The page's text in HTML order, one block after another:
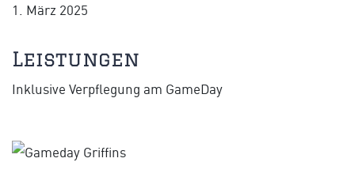
1. März 2025
Leistungen
Inklusive Verpflegung am GameDay